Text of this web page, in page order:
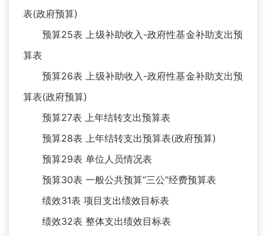
表(政府预算)
预算25表 上级补助收入-政府性基金补助支出预
算表
预算26表 上级补助收入-政府性基金补助支出预
算表(政府预算)
预算27表 上年结转支出预算表
预算28表 上年结转支出预算表(政府预算)
预算29表 单位人员情况表
预算30表 一般公共预算“三公”经费预算表
绩效31表 项目支出绩效目标表
绩效32表 整体支出绩效目标表